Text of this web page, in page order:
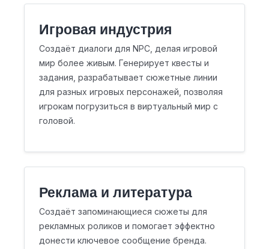
Игровая индустрия
Создаёт диалоги для NPC, делая игровой
мир более живым. Генерирует квесты и
задания, разрабатывает сюжетные линии
для разных игровых персонажей, позволяя
игрокам погрузиться в виртуальный мир с
головой.
Реклама и литература
Создаёт запоминающиеся сюжеты для
рекламных роликов и помогает эффектно
донести ключевое сообщение бренда.